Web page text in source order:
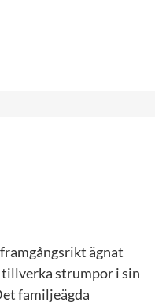
ägnat
tillverka strumpor i sin
familjeägda